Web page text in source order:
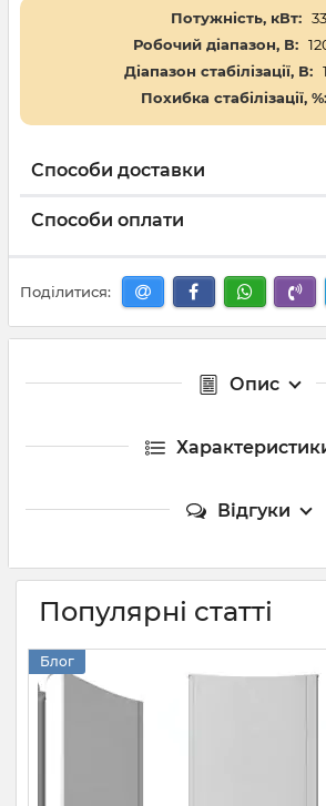
Потужність, кВт: 33
Робочий діапазон, В:
Діапазон стабілізації, В:
Похибка стабілізації, %:
Способи доставки
Способи оплати
Поділитися:
Опис
Відгуки
Популярні статті
Блог